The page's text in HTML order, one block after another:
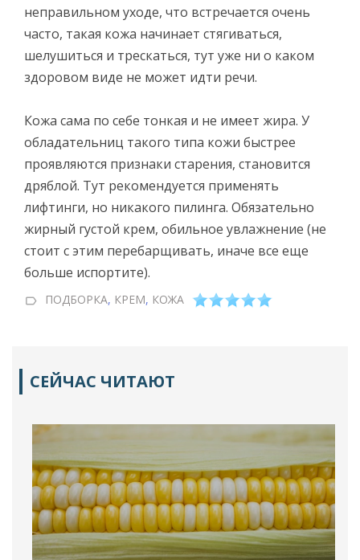
неправильном уходе, что встречается очень
часто, такая кожа начинает стягиваться,
шелушиться и трескаться, тут уже ни о каком
здоровом виде не может идти речи.
Кожа сама по себе тонкая и не имеет жира. У
обладательниц такого типа кожи быстрее
проявляются признаки старения, становится
дряблой. Тут рекомендуется применять
лифтинги, но никакого пилинга. Обязательно
жирный густой крем, обильное увлажнение (не
стоит с этим перебарщивать, иначе все еще
больше испортите).
ПОДБОРКА, КРЕМ, КОЖА
СЕЙЧАС ЧИТАЮТ